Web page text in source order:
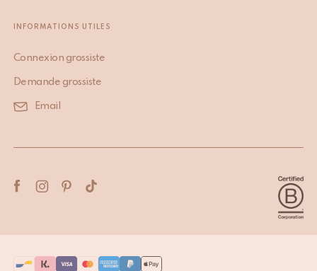
INFORMATIONS UTILES
Connexion grossiste
Demande grossiste
Email